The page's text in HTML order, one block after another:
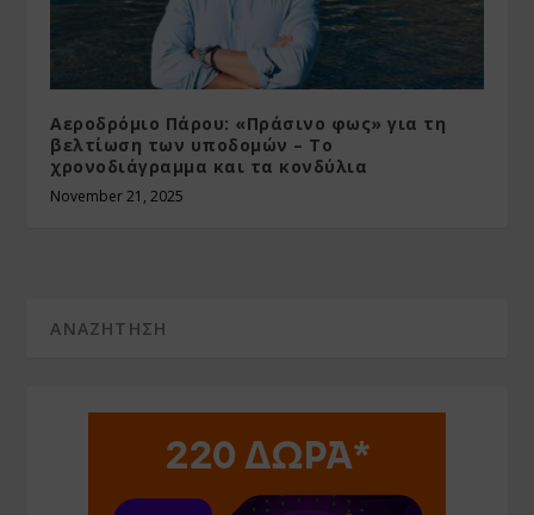
Αεροδρόμιο Πάρου: «Πράσινο φως» για τη
βελτίωση των υποδομών – Το
χρονοδιάγραμμα και τα κονδύλια
November 21, 2025